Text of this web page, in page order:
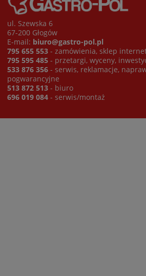
ul. Szewska 6
67-200 Głogów
E-mail: biuro@gastro-pol.pl
795 655 553 - zamówienia, sklep
795 595 485 - przetargi, wyceny,
533 876 356 - serwis, reklamacje,
pogwarancyjne
513 872 513 - biuro
696 019 084 - serwis/montaż